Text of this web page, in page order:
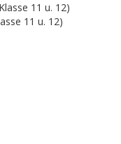
11 u. 12)
11 u. 12)